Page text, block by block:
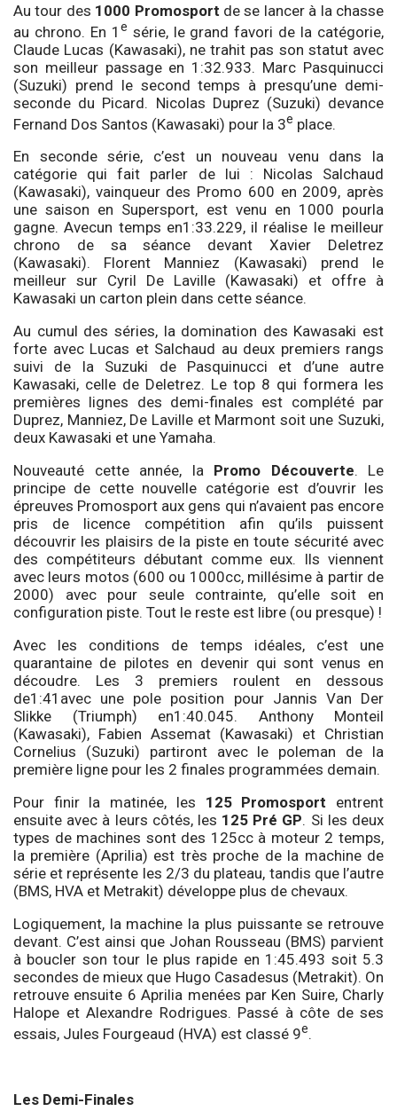
Au tour des 1000 Promosport de se lancer à la chasse
au chrono. En 1 e série, le grand favori de la catégorie,
Claude Lucas (Kawasaki), ne trahit pas son statut avec
son meilleur passage en 1:32.933. Marc Pasquinucci
(Suzuki) prend le second temps à presqu’une demi-
seconde du Picard. Nicolas Duprez (Suzuki) devance
Fernand Dos Santos (Kawasaki) pour la 3e place.
En seconde série, c’est un nouveau venu dans la
catégorie qui fait parler de lui : Nicolas Salchaud
(Kawasaki), vainqueur des Promo 600 en 2009, après
une saison en Supersport, est venu en 1000 pourla
gagne. Avecun temps en1:33.229, il réalise le meilleur
chrono de sa séance devant Xavier Deletrez
(Kawasaki). Florent Manniez (Kawasaki) prend le
meilleur sur Cyril De Laville (Kawasaki) et offre à
Kawasaki un carton plein dans cette séance.
Au cumul des séries, la domination des Kawasaki est
forte avec Lucas et Salchaud au deux premiers rangs
suivi de la Suzuki de Pasquinucci et d’une autre
Kawasaki, celle de Deletrez. Le top 8 qui formera les
premières lignes des demi-finales est complété par
Duprez, Manniez, De Laville et Marmont soit une Suzuki,
deux Kawasaki et une Yamaha.
Nouveauté cette année, la Promo Découverte. Le
principe de cette nouvelle catégorie est d’ouvrir les
épreuves Promosport aux gens qui n’avaient pas encore
pris de licence compétition afin qu’ils puissent
découvrir les plaisirs de la piste en toute sécurité avec
des compétiteurs débutant comme eux. Ils viennent
avec leurs motos (600 ou 1000cc, millésime à partir de
2000) avec pour seule contrainte, qu’elle soit en
configuration piste. Tout le reste est libre (ou presque) !
Avec les conditions de temps idéales, c’est une
quarantaine de pilotes en devenir qui sont venus en
découdre. Les 3 premiers roulent en dessous
de1:41avec une pole position pour Jannis Van Der
Slikke (Triumph) en1:40.045. Anthony Monteil
(Kawasaki), Fabien Assemat (Kawasaki) et Christian
Cornelius (Suzuki) partiront avec le poleman de la
première ligne pour les 2 finales programmées demain.
Pour finir la matinée, les 125 Promosport entrent
ensuite avec à leurs côtés, les 125 Pré GP. Si les deux
types de machines sont des 125cc à moteur 2 temps,
la première (Aprilia) est très proche de la machine de
série et représente les 2/3 du plateau, tandis que l’autre
(BMS, HVA et Metrakit) développe plus de chevaux.
Logiquement, la machine la plus puissante se retrouve
devant. C’est ainsi que Johan Rousseau (BMS) parvient
à boucler son tour le plus rapide en 1:45.493 soit 5.3
secondes de mieux que Hugo Casadesus (Metrakit). On
retrouve ensuite 6 Aprilia menées par Ken Suire, Charly
Halope et Alexandre Rodrigues. Passé à côte de ses
essais, Jules Fourgeaud (HVA) est classé 9e.
Les Demi-Finales